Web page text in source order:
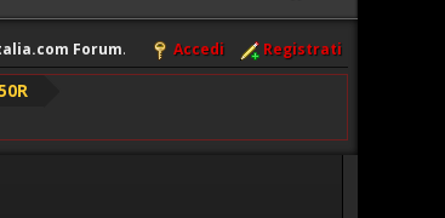
Forum. Accedi Registrati